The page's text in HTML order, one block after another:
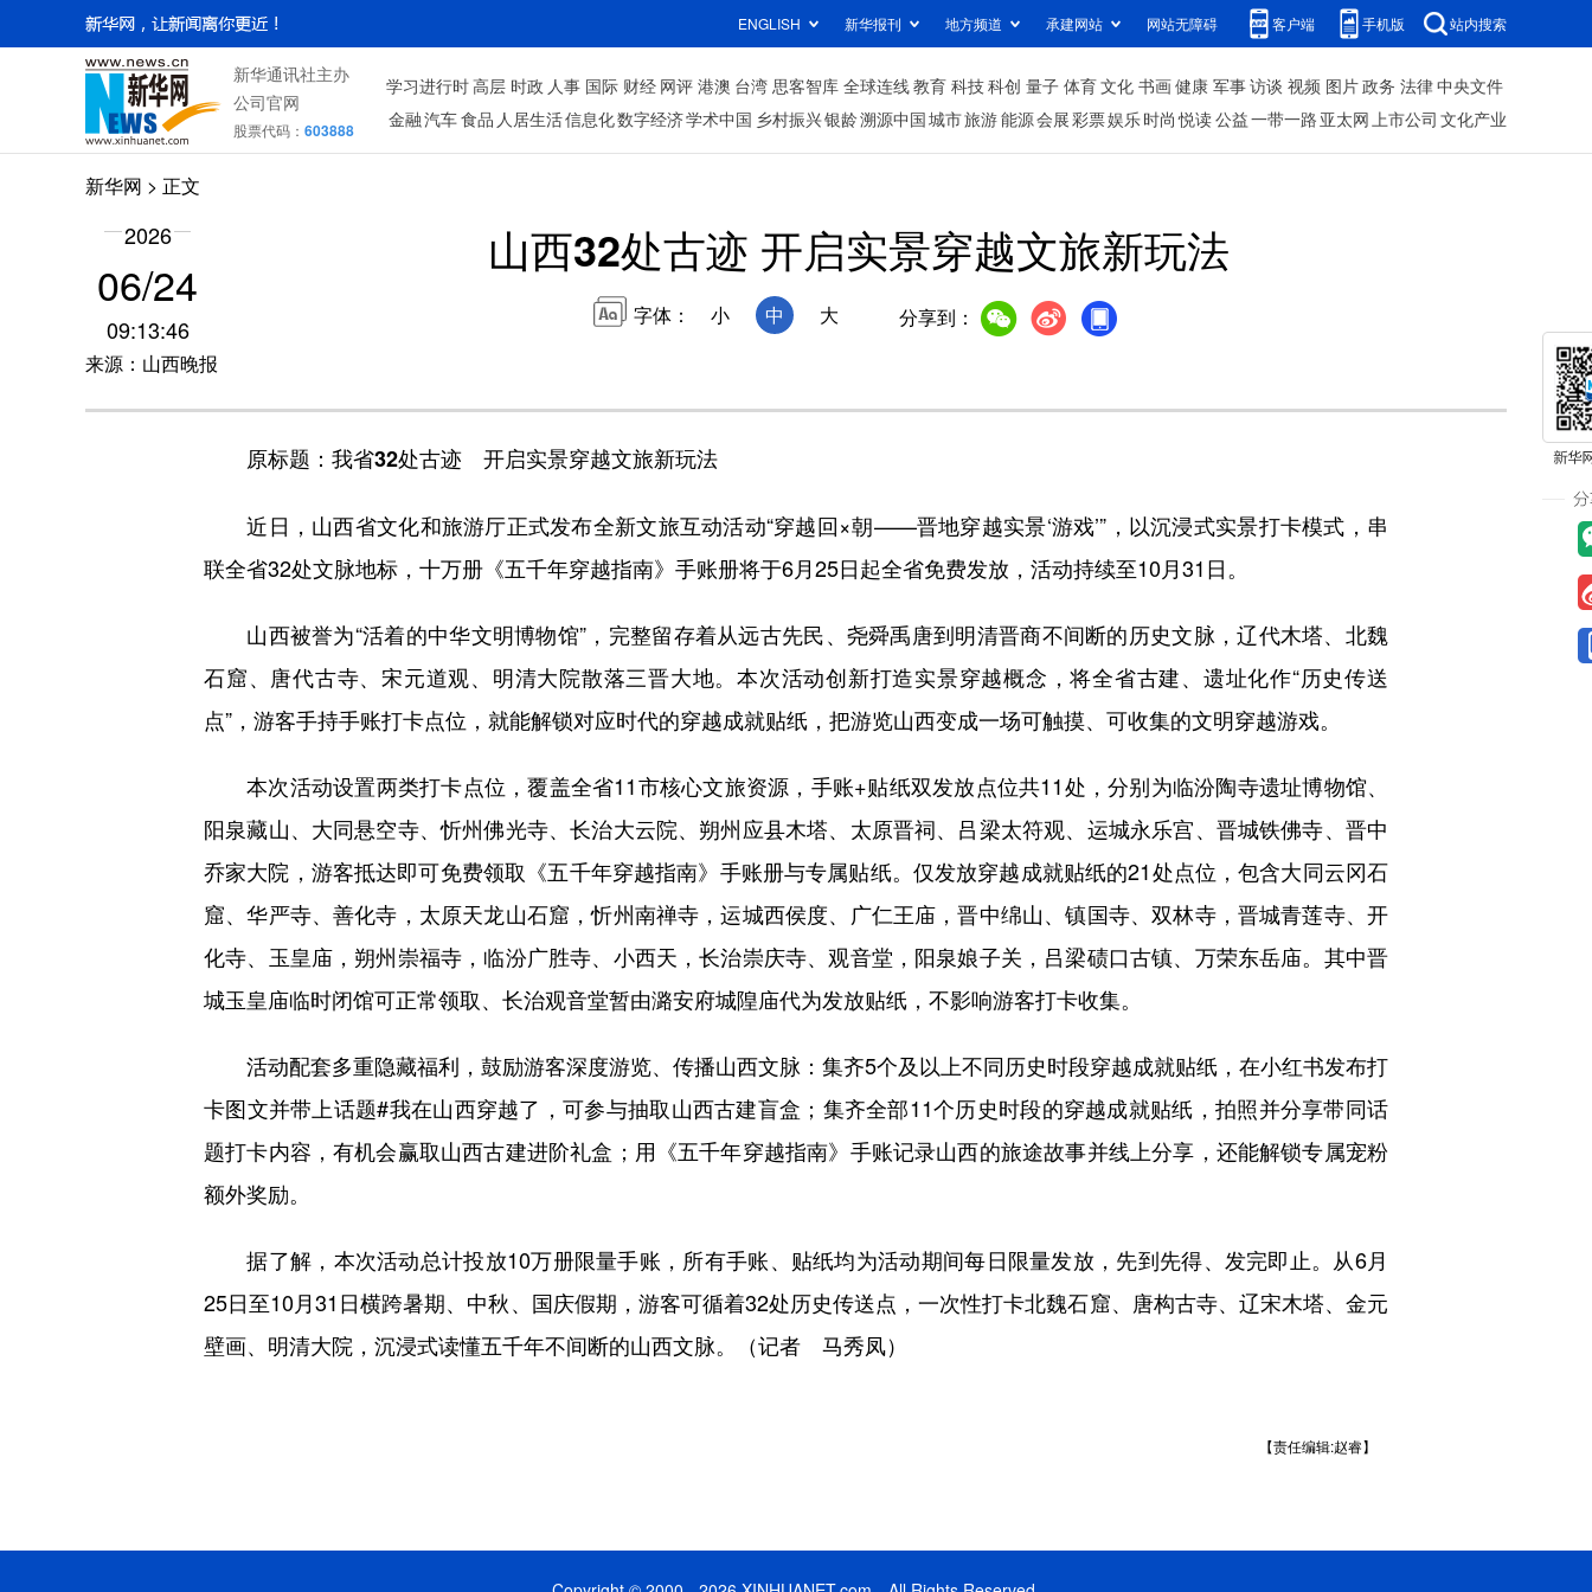
ENGLISH 新华报刊 地方频道 承建网站 网站无障碍 客户端 手机版 站内搜索
新华通讯社主办
公司官网
股票代码： 603888
学习进行时高层 时政 人事 国际 财经 网评 港澳 台湾 思客智库 全球连线教育 科技科创 量子 体育文化 书画健康 军事访谈 视频 图片政务 法律中央文件
金融汽车食品 人居生活信息化数字经济学术中国 乡村振兴银龄溯源中国城市旅游能源会展彩票娱乐时尚 悦读公益一带一路 亚太网上市公司 文化产业
新华网 > 正文
2026
06/24
09:13:46
来源：山西晚报
山西32处古迹 开启实景穿越文旅新玩法
字体： 小 中 大 分享到：
原标题：我省32处古迹 开启实景穿越文旅新玩法
近日，山西省文化和旅游厅正式发布全新文旅互动活动“穿越回×朝——晋地穿越实景‘游戏’”，以沉浸式实景打卡模式，串
联全省32处文脉地标，十万册《五千年穿越指南》手账册将于6月25日起全省免费发放，活动持续至10月31日。
山西被誉为“活着的中华文明博物馆”，完整留存着从远古先民、尧舜禹唐到明清晋商不间断的历史文脉，辽代木塔、北魏
石窟、唐代古寺、宋元道观、明清大院散落三晋大地。本次活动创新打造实景穿越概念，将全省古建、遗址化作“历史传送
点”，游客手持手账打卡点位，就能解锁对应时代的穿越成就贴纸，把游览山西变成一场可触摸、可收集的文明穿越游戏。
本次活动设置两类打卡点位，覆盖全省11市核心文旅资源，手账+贴纸双发放点位共11处，分别为临汾陶寺遗址博物馆、
阳泉藏山、大同悬空寺、忻州佛光寺、长治大云院、朔州应县木塔、太原晋祠、吕梁太符观、运城永乐宫、晋城铁佛寺、晋中
乔家大院，游客抵达即可免费领取《五千年穿越指南》手账册与专属贴纸。仅发放穿越成就贴纸的21处点位，包含大同云冈石
窟、华严寺、善化寺，太原天龙山石窟，忻州南禅寺，运城西侯度、广仁王庙，晋中绵山、镇国寺、双林寺，晋城青莲寺、开
化寺、玉皇庙，朔州崇福寺，临汾广胜寺、小西天，长治崇庆寺、观音堂，阳泉娘子关，吕梁碛口古镇、万荣东岳庙。其中晋
城玉皇庙临时闭馆可正常领取、长治观音堂暂由潞安府城隍庙代为发放贴纸，不影响游客打卡收集。
活动配套多重隐藏福利，鼓励游客深度游览、传播山西文脉：集齐5个及以上不同历史时段穿越成就贴纸，在小红书发布打
卡图文并带上话题#我在山西穿越了，可参与抽取山西古建盲盒；集齐全部11个历史时段的穿越成就贴纸，拍照并分享带同话
题打卡内容，有机会赢取山西古建进阶礼盒；用《五千年穿越指南》手账记录山西的旅途故事并线上分享，还能解锁专属宠粉
额外奖励。
据了解，本次活动总计投放10万册限量手账，所有手账、贴纸均为活动期间每日限量发放，先到先得、发完即止。从6月
25日至10月31日横跨暑期、中秋、国庆假期，游客可循着32处历史传送点，一次性打卡北魏石窟、唐构古寺、辽宋木塔、金元
壁画、明清大院，沉浸式读懂五千年不间断的山西文脉。（记者 马秀凤）
【责任编辑:赵睿】